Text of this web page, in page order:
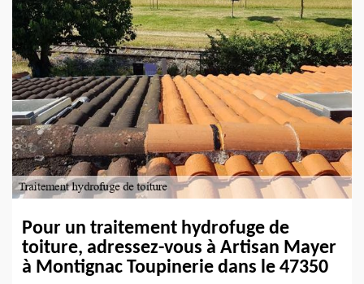
Pour un traitement hydrofuge de
toiture, adressez-vous à Artisan Mayer
à Montignac Toupinerie dans le 47350